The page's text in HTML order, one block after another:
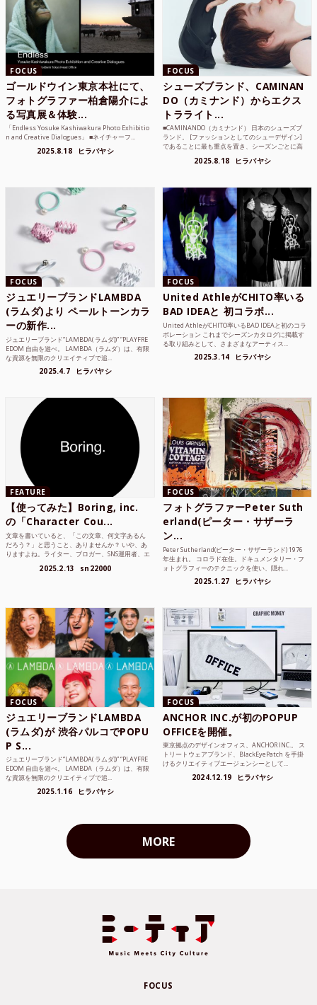
FOCUS
ゴールドウイン東京本社にて、
フォトグラファー柏倉陽介によ
る写真展＆体験...
「Endless Yosuke Kashiwakura Photo Exhibitio
n and Creative Dialogues」 ■ネイチャーフ...
2025.8.18 ヒラバヤシ
FOCUS
シューズブランド、CAMINAN
DO（カミナンド）からエクス
トラライト...
■CAMINANDO（カミナンド） 日本のシューズブ
ランド。 [ファッションとしてのシューデザイン]
であることに最も重点を置き、シーズンごとに高
2025.8.18 ヒラバヤシ
FOCUS
ジュエリーブランドLAMBDA
(ラムダ)より ペールトーンカラ
ーの新作...
ジュエリーブランド“LAMBDA( ラムダ))” “PLAYFRE
EDOM 自由を遊べ。 LAMBDA（ラムダ）は、有限
な資源を無限のクリエイティブで追...
2025.4.7 ヒラバヤシ
FOCUS
United AthleがCHITO率いる
BAD IDEAと 初コラボ...
United AthleがCHITO率いるBAD IDEAと初のコラ
ボレーション これまでシーズンカタログに掲載す
る取り組みとして、さまざまなアーティス...
2025.3.14 ヒラバヤシ
FEATURE
【使ってみた】Boring, inc.
の「Character Cou...
文章を書いていると、「この文章、何文字あるん
だろう？」と思うこと、ありませんか？ いや、あ
りますよね。ライター、ブロガー、SNS運用者、エ
2025.2.13 sn22000
FOCUS
フォトグラファーPeter Suth
erland(ピーター・サザーラ
ン...
Peter Sutherland(ピーター・サザーランド) 1976
年生まれ。 コロラド在住。ドキュメンタリー・フ
ォトグラフィーのテクニックを使い、隠れ...
2025.1.27 ヒラバヤシ
FOCUS
ジュエリーブランドLAMBDA
(ラムダ)が 渋谷パルコでPOPU
P S...
ジュエリーブランド“LAMBDA( ラムダ))” “PLAYFRE
EDOM 自由を遊べ。 LAMBDA（ラムダ）は、有限
な資源を無限のクリエイティブで追...
2025.1.16 ヒラバヤシ
FOCUS
ANCHOR INC.が初のPOPUP
OFFICEを開催。
東京拠点のデザインオフィス、ANCHOR INC.。 ス
トリートウェアブランド、BlackEyePatch を手掛
けるクリエイティブエージェンシーとして...
2024.12.19 ヒラバヤシ
MORE
FOCUS